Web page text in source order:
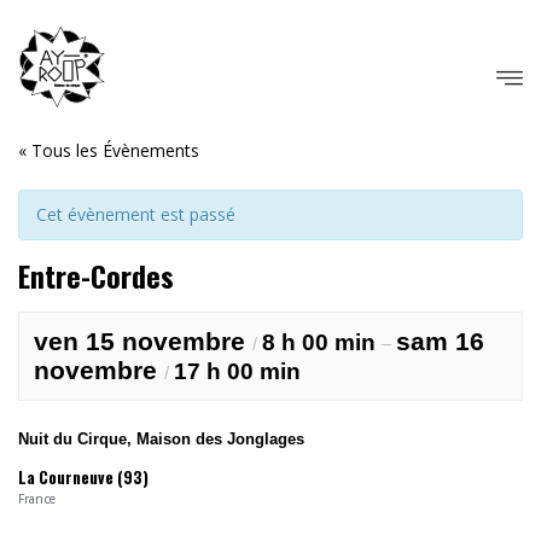
« Tous les Évènements
Cet évènement est passé
Entre-Cordes
ven 15 novembre / 8 h 00 min – sam 16
novembre / 17 h 00 min
Nuit du Cirque, Maison des Jonglages
La Courneuve (93)
France